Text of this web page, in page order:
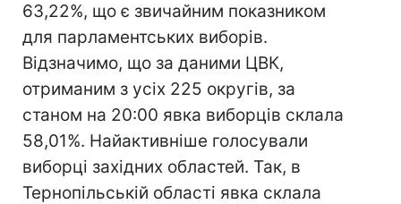
63,22%, що є звичайним показником
для парламентських виборів.
Відзначимо, що за даними ЦВК,
отриманим з усіх 225 округів, за
станом на 20:00 явка виборців склала
58,01%. Найактивніше голосували
виборці західних областей. Так, в
Тернопільській області явка склала